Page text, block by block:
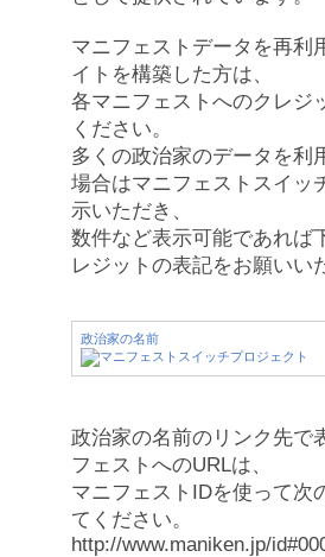
マニフェストデータを再利
イトを構築した方は、
各マニフェストへのクレジ
ください。
多くの政治家のデータを利
場合はマニフェストスイッ
示いただき、
数件など表示可能であれば
レジットの表記をお願いい
政治家の名前
政治家の名前のリンク先で
フェストへのURLは、
マニフェストIDを使って次
てください。
http://www.maniken.jp/